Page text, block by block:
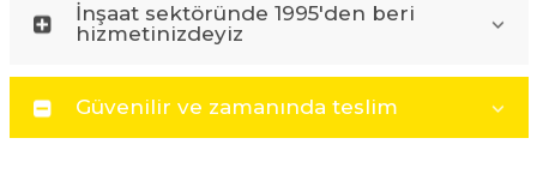
İnşaat sektöründe 1995'den beri
hizmetinizdeyiz
Güvenilir ve zamanında teslim